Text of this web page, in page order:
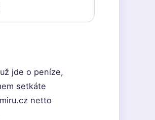
jde o peníze,
setkáte
netto